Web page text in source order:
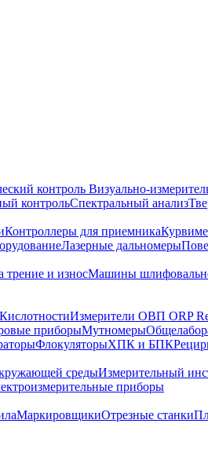
контроль Визуально-
контрольСпектральный анализ
Контроллеры для приемника
Лазерные дальномеры
и износМашины
Измерители ОВП ORP
приборыМутномеры
ФлокуляторыХПК и БПК
средыИзмерительный
приборы
МаркировщикиОтрезные станки